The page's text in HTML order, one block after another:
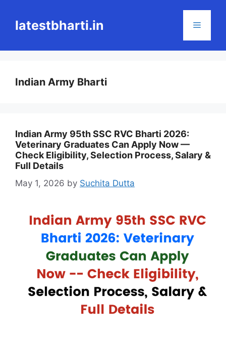
contentlatestbharti.in Menu
Indian Army Bharti
Indian Army 95th SSC RVC Bharti 2026:
Veterinary Graduates Can Apply Now —
Check Eligibility, Selection Process, Salary &
Full Details
May 1, 2026 by Suchita Dutta